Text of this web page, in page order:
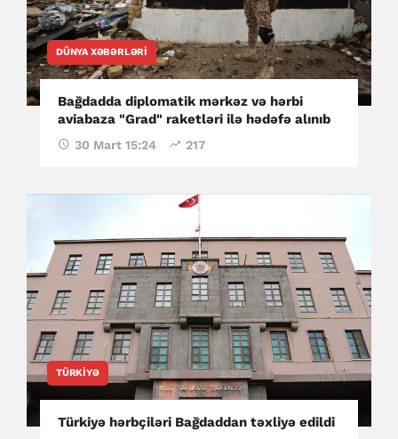
DÜNYA XƏBƏRLƏRI
Bağdadda diplomatik mərkəz və hərbi
aviabaza "Grad" raketləri ilə hədəfə alınıb
30 Mart 15:24 217
TÜRKIYƏ
Türkiyə hərbçiləri Bağdaddan təxliyə edildi